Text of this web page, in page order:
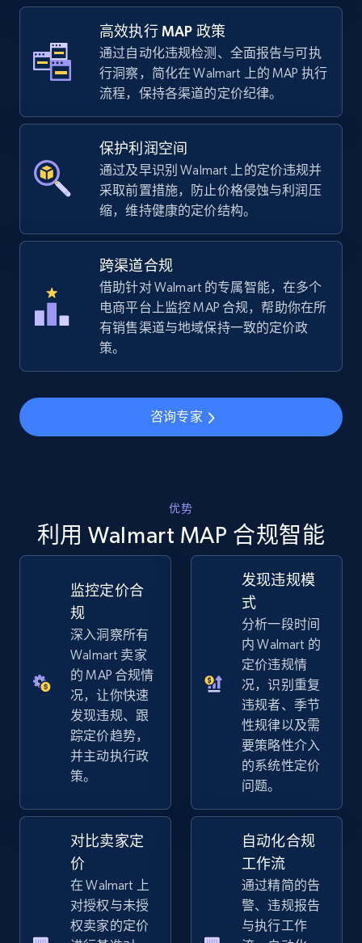
668+
TikTok Shop - discover records by shop url
URL, Title, Available, Description, Currency, Initial
price, Final price, Discount percent, and more.
668+
Amazon sellers info
Seller id, URL, Seller name, Description, Detailed
info, Stars, Feedbacks, Return policy, and more.
2.5K+ 378+ 立即开始
eBay - Gather data on products using
specified keywords
URL, Product id, Title, Seller name, Seller rating,
Seller reviews, Breadcrumbs, Root category, and
more.
2.5K+ 359+ 立即开始
eBay - Collect products from shops on eBay
URL, Product id, Title, Seller name, Seller rating,
Seller reviews, Breadcrumbs, Root category, and
2.5K+ 359+ 立即开始
高效执行 MAP 政策
通过自动化违规检测、全面报告与可执
行洞察，简化在 Walmart 上的 MAP 执行
流程，保持各渠道的定价纪律。
保护利润空间
通过及早识别 Walmart 上的定价违规并
采取前置措施，防止价格侵蚀与利润压
缩，维持健康的定价结构。
跨渠道合规
借助针对 Walmart 的专属智能，在多个
电商平台上监控 MAP 合规，帮助你在所
有销售渠道与地域保持一致的定价政
策。
咨询专家
优势
利用 Walmart MAP 合规智能
监控定价合
规
深入洞察所有
Walmart 卖家
的 MAP 合规情
况，让你快速
发现违规、跟
踪定价趋势，
并主动执行政
策。
发现违规模
式
分析一段时间
内 Walmart 的
定价违规情
况，识别重复
违规者、季节
性规律以及需
要策略性介入
的系统性定价
问题。
对比卖家定
价
在 Walmart 上
对授权与未授
权卖家的定价
自动化合规
工作流
通过精简的告
警、违规报告
与执行工作